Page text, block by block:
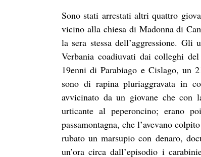
Sono stati arrestati altri quattro
vicino alla chiesa di Madonna di
la sera stessa dell’aggressione.
Verbania coadiuvati dai colleghi
19enni di Parabiago e Cislago, un
sono di rapina pluriaggravata in
avvicinato da un giovane che con
urticante al peperoncino; erano
passamontagna, che l’avevano
rubato un marsupio con denaro,
un’ora circa dall’episodio i